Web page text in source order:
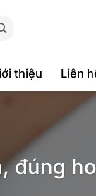
thiệu Liên
đúng